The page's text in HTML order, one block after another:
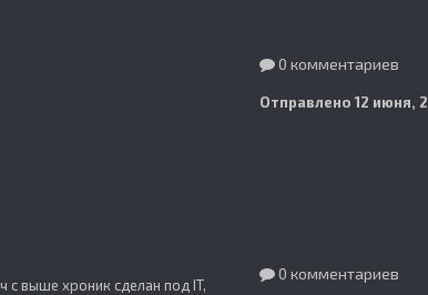
0 комментариев
Отправлено12 июня,
с выше хроник сделан под IT,
0 комментариев